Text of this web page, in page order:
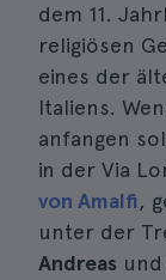
dem 11.
religiösen
eines der
Italiens.
anfangen
in der Via
von Amalfi,
unter der
Andreas